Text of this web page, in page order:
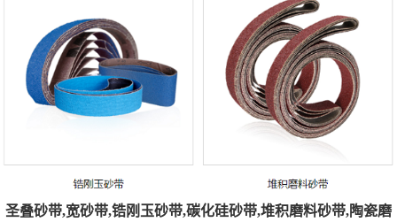
圣叠砂带,宽砂带,锆刚玉砂带,碳化硅砂带,堆积磨料砂带,陶瓷磨